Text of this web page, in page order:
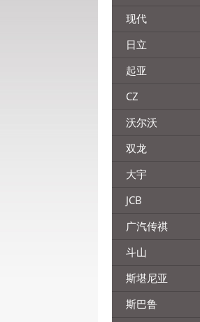
现代
日立
起亚
CZ
沃尔沃
双龙
大宇
JCB
广汽传祺
斗山
斯堪尼亚
斯巴鲁